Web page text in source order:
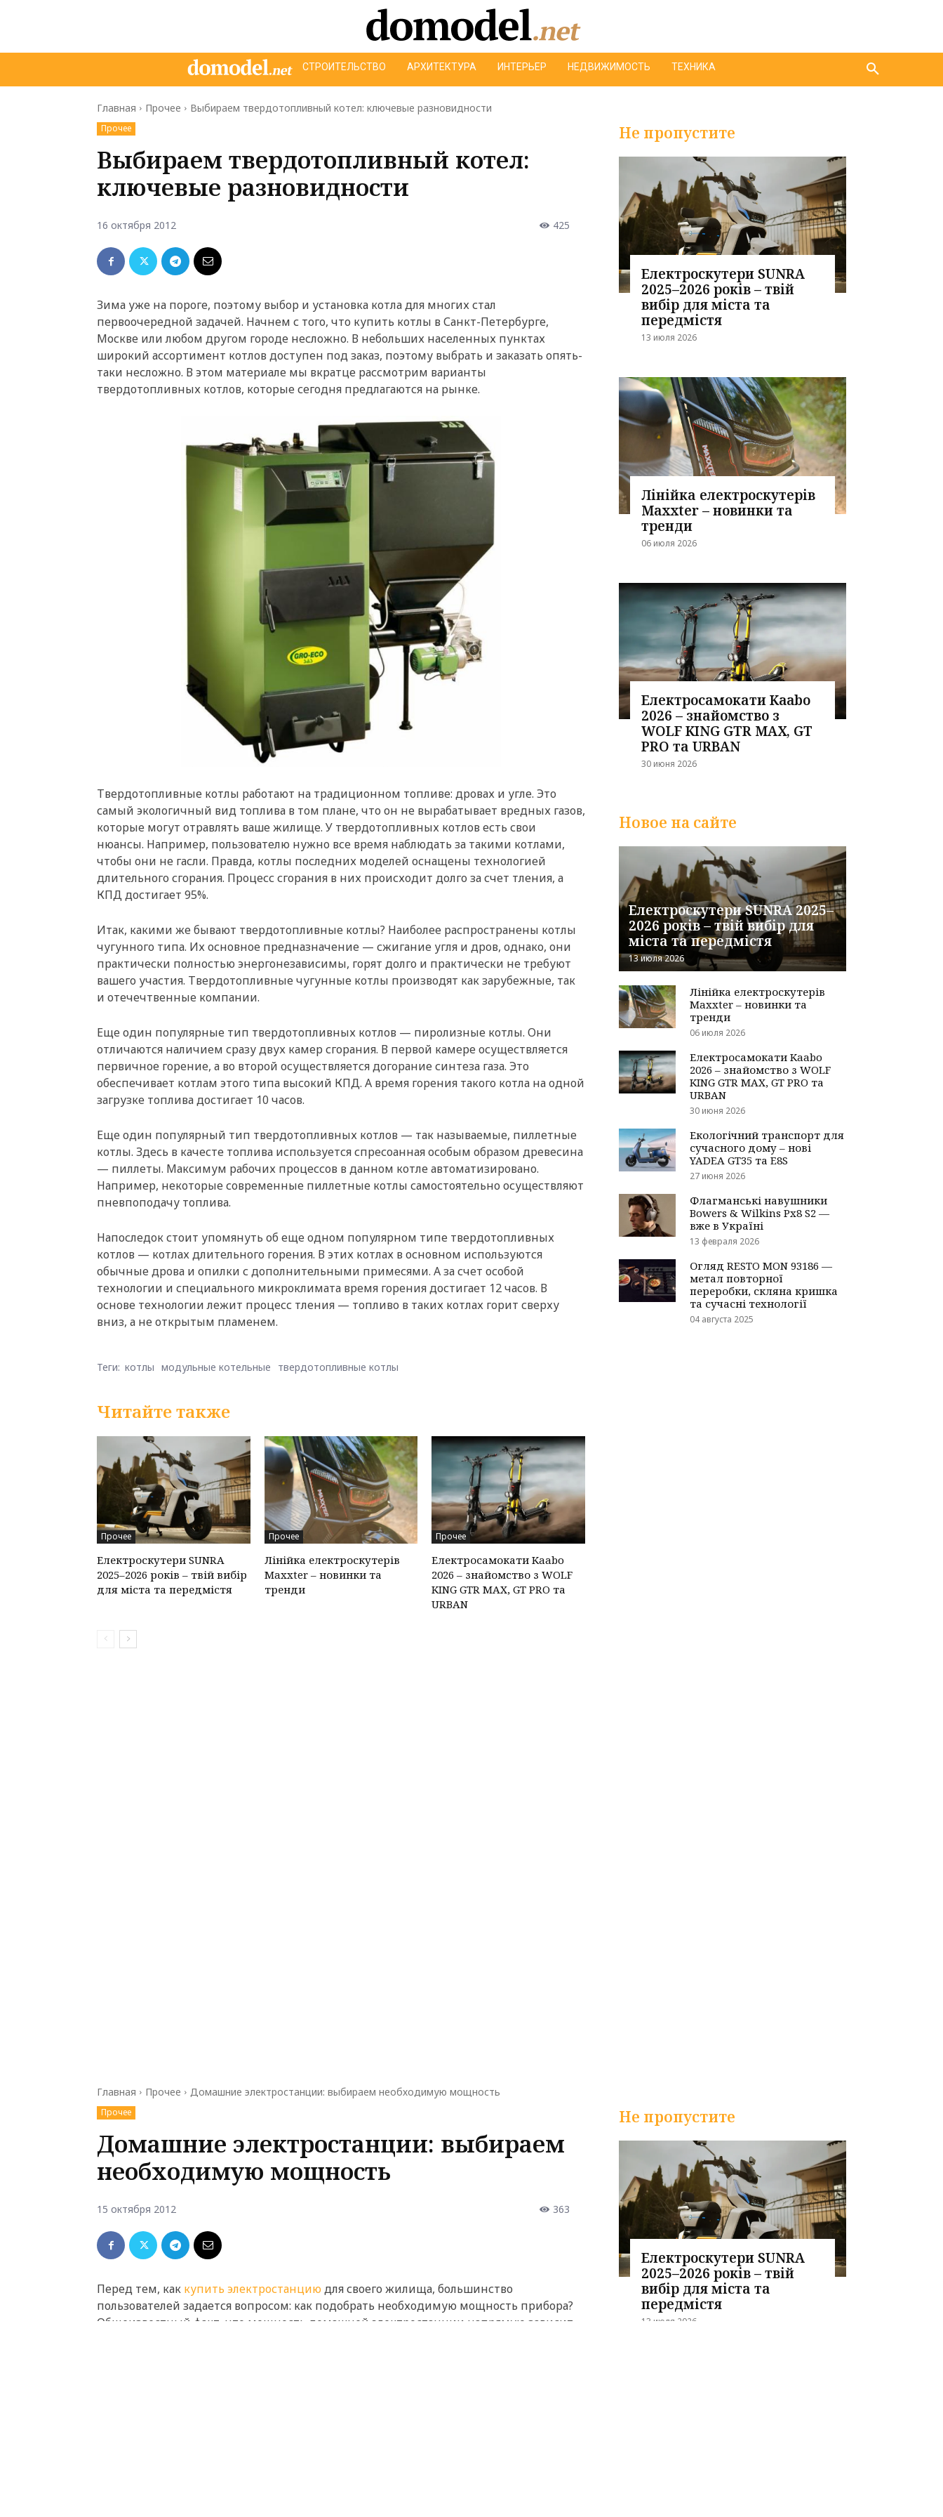
СТРОИТЕЛЬСТВО АРХИТЕКТУРА ИНТЕРЬЕР НЕДВИЖИМОСТЬ ТЕХНИКА
Главная Прочее Выбираем твердотопливный котел: ключевые разновидности
Прочее
Выбираем твердотопливный котел:
ключевые разновидности
16 октября 2012 425
Зима уже на пороге, поэтому выбор и установка котла для многих стал
первоочередной задачей. Начнем с того, что купить котлы в Санкт-Петербурге,
Москве или любом другом городе несложно. В небольших населенных пунктах
широкий ассортимент котлов доступен под заказ, поэтому выбрать и заказать опять-
таки несложно. В этом материале мы вкратце рассмотрим варианты
твердотопливных котлов, которые сегодня предлагаются на рынке.
Твердотопливные котлы работают на традиционном топливе: дровах и угле. Это
самый экологичный вид топлива в том плане, что он не вырабатывает вредных газов,
которые могут отравлять ваше жилище. У твердотопливных котлов есть свои
нюансы. Например, пользователю нужно все время наблюдать за такими котлами,
чтобы они не гасли. Правда, котлы последних моделей оснащены технологией
длительного сгорания. Процесс сгорания в них происходит долго за счет тления, а
КПД достигает 95%.
Итак, какими же бывают твердотопливные котлы? Наиболее распространены котлы
чугунного типа. Их основное предназначение — сжигание угля и дров, однако, они
практически полностью энергонезависимы, горят долго и практически не требуют
вашего участия. Твердотопливные чугунные котлы производят как зарубежные, так
и отечечтвенные компании.
Еще один популярные тип твердотопливных котлов — пиролизные котлы. Они
отличаются наличием сразу двух камер сгорания. В первой камере осуществляется
первичное горение, а во второй осуществляется догорание синтеза газа. Это
обеспечивает котлам этого типа высокий КПД. А время горения такого котла на одной
загрузке топлива достигает 10 часов.
Еще один популярный тип твердотопливных котлов — так называемые, пиллетные
котлы. Здесь в качесте топлива используется спресоанная особым образом древесина
— пиллеты. Максимум рабочих процессов в данном котле автоматизировано.
Например, некоторые современные пиллетные котлы самостоятельно осуществляют
пневпоподачу топлива.
Напоследок стоит упомянуть об еще одном популярном типе твердотопливных
котлов — котлах длительного горения. В этих котлах в основном используются
обычные дрова и опилки с дополнительными примесями. А за счет особой
технологии и специального микроклимата время горения достигает 12 часов. В
основе технологии лежит процесс тления — топливо в таких котлах горит сверху
вниз, а не открытым пламенем.
Теги: котлы модульные котельные твердотопливные котлы
Читайте также
Прочее
Електроскутери SUNRA
2025–2026 років – твій вибір
для міста та передмістя
Прочее
Лінійка електроскутерів
Maxxter – новинки та
тренди
Прочее
Електросамокати Kaabo
2026 – знайомство з WOLF
KING GTR MAX, GT PRO та
URBAN
Не пропустите
Електроскутери SUNRA
2025–2026 років – твій
вибір для міста та
передмістя
13 июля 2026
Лінійка електроскутерів
Maxxter – новинки та
тренди
06 июля 2026
Електросамокати Kaabo
2026 – знайомство з
WOLF KING GTR MAX, GT
PRO та URBAN
30 июня 2026
Новое на сайте
Електроскутери SUNRA 2025–
2026 років – твій вибір для
міста та передмістя
13 июля 2026
Лінійка електроскутерів
Maxxter – новинки та
тренди
06 июля 2026
Електросамокати Kaabo
2026 – знайомство з WOLF
KING GTR MAX, GT PRO та
URBAN
30 июня 2026
Екологічний транспорт для
сучасного дому – нові
YADEA GT35 та E8S
27 июня 2026
Флагманські навушники
Bowers & Wilkins Px8 S2 —
вже в Україні
13 февраля 2026
Огляд RESTO MON 93186 —
метал повторної
переробки, скляна кришка
та сучасні технології
04 августа 2025